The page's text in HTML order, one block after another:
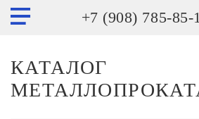
+7 (908) 785-85-
КАТАЛОГ